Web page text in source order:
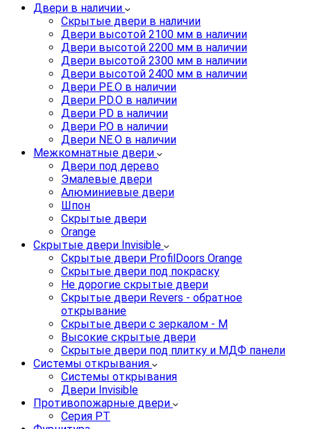
Двери в наличии
Скрытые двери в наличии
Двери высотой 2100 мм в наличии
Двери высотой 2200 мм в наличии
Двери высотой 2300 мм в наличии
Двери высотой 2400 мм в наличии
Двери PE.O в наличии
Двери PD.O в наличии
Двери PD в наличии
Двери P.O в наличии
Двери NE.O в наличии
Межкомнатные двери
Двери под дерево
Эмалевые двери
Алюминиевые двери
Шпон
Скрытые двери
Orange
Скрытые двери Invisible
Скрытые двери ProfilDoors Orange
Скрытые двери под покраску
Не дорогие скрытые двери
Скрытые двери Revers - обратное
открывание
Скрытые двери с зеркалом - M
Высокие скрытые двери
Скрытые двери под плитку и МДФ панели
Системы открывания
Системы открывания
Двери Invisible
Противопожарные двери
Серия PT